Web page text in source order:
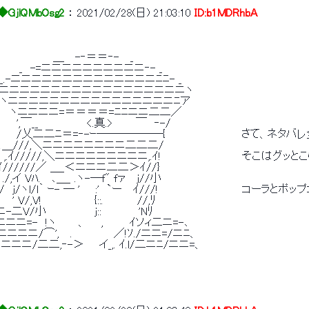
： 2021/02/28(日) 21:03:10 ID:b1MDRhbA
＝＝‐-　 _
ニニニニニニニニ‐- _
ニニニニニニニニニニﾆﾆ- _
ニニニニニニニニニニニニニヽ
ニニニニニニニニニニニﾆア
=＝＝＝＝=ﾆﾆニニ二二／
　 　 <.真.>　　　￣　‐-/
ｰ――――――{　　　　　　　　　　 さて、ネタバレ全開
ニニニニニニニ二二二/
ニニニニニニ,.ｲ!　　　　　　　　　　  そこはグッとこら
_＜ニニニ二二＞ｲ//}
､＿_ .ヽ-―f" fァ　 j//小
'　　:'　`ー　 ｲ///!　　　　　　　　　　　コーラとポップコ
　　 　 {::.　　　　 //,ﾘ
　 　 　 ｊ::　　　 　 'Nﾘ
　 　 、　　,　　　 ｲソィ二ニ=-､
　 .　　　　　 ／!ｿ./ニニ=/ニﾆ、
/二二,‐-＞　　イ_,. ｲ.l/二ニﾆ/ニニ=、